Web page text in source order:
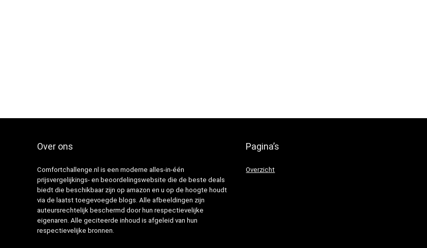
Over ons
Comfortchallenge.nl is een moderne alles-in-één
prijsvergelijkings- en beoordelingswebsite die de beste deals
biedt die beschikbaar zijn op amazon en u op de hoogte houdt
via de laatst toegevoegde blogs. Alle afbeeldingen zijn
auteursrechtelijk beschermd door hun respectievelijke
eigenaren. Alle geciteerde inhoud is afgeleid van hun
respectievelijke bronnen.
Pagina’s
Overzicht